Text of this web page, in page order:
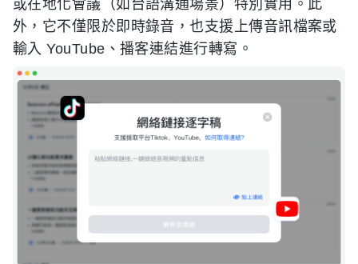
或在地化會議（如台語溝通場景）特別實用。此
外，它不僅限於即時錄音，也支援上傳音訊檔案或
輸入 YouTube、播客連結進行轉寫。